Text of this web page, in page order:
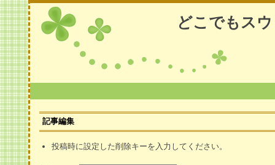
どこでもス
記事編集
投稿時に設定した削除キーを入力してください。